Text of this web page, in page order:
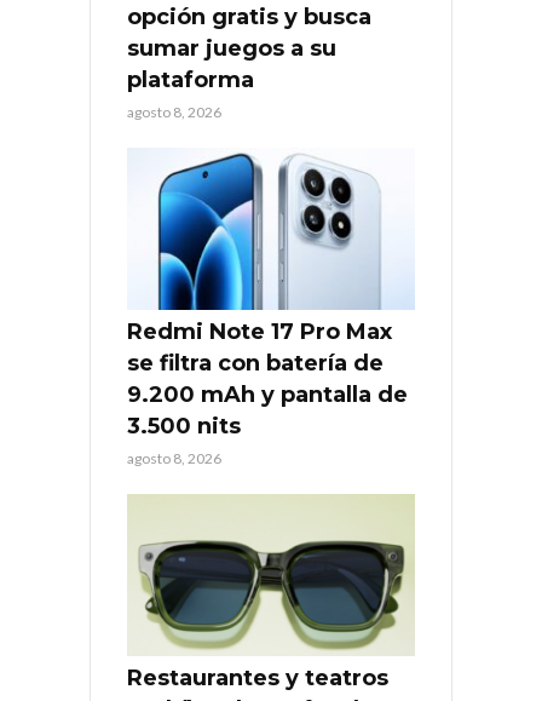
opción gratis y busca
sumar juegos a su
plataforma
agosto 8, 2026
Redmi Note 17 Pro Max
se filtra con batería de
9.200 mAh y pantalla de
3.500 nits
agosto 8, 2026
Restaurantes y teatros